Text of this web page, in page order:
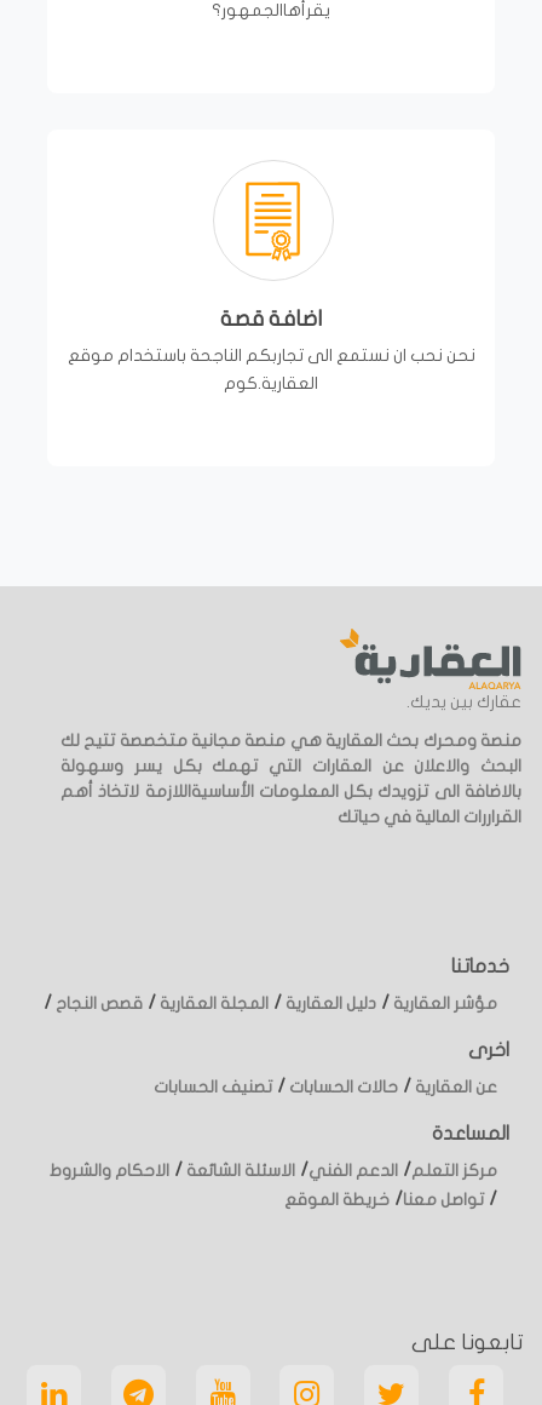
يقرأهاالجمهور؟
اضافة قصة
نحن نحب ان نستمع الى تجاربكم الناجحة باستخدام موقع
العقارية.كوم
عقارك بين يديك.
منصة ومحرك بحث العقارية هي منصة مجانية متخصصة تتيح لك
البحث والاعلان عن العقارات التي تهمك بكل يسر وسهولة
بالاضافة الى تزويدك بكل المعلومات الأساسيةاللازمة لاتخاذ أهم
القراررات المالية في حياتك
خدماتنا
مؤشر العقارية / دليل العقارية / المجلة العقارية / قصص النجاح /
اخرى
عن العقارية / حالات الحسابات /تصنيف الحسابات
المساعدة
مركز التعلم/ الدعم الفني/ الاسئلة الشائعة / الاحكام والشروط
/تواصل معنا/ خريطة الموقع
تابعونا على